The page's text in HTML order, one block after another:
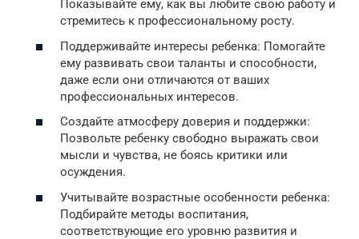
Показывайте ему, как вы любите свою работу и
стремитесь к профессиональному росту.
Поддерживайте интересы ребенка: Помогайте
ему развивать свои таланты и способности,
даже если они отличаются от ваших
профессиональных интересов.
Создайте атмосферу доверия и поддержки:
Позвольте ребенку свободно выражать свои
мысли и чувства, не боясь критики или
осуждения.
Учитывайте возрастные особенности ребенка:
Подбирайте методы воспитания,
соответствующие его уровню развития и